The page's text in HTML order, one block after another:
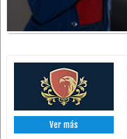
Ver más